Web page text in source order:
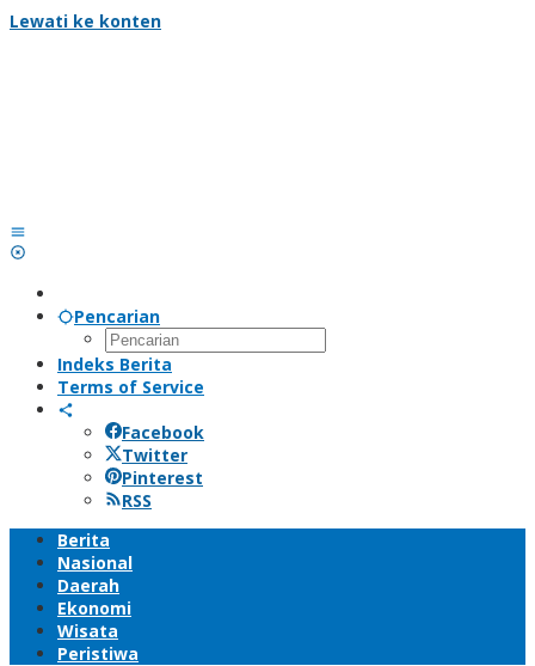
Lewati ke konten
Pencarian
Indeks Berita
Terms of Service
Facebook
Twitter
Pinterest
RSS
Berita
Nasional
Daerah
Ekonomi
Wisata
Peristiwa